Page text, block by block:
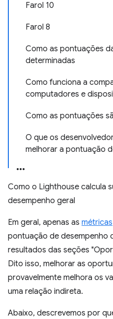
Farol 10
Farol 8
Como as pontuações
determinadas
Como funciona a
computadores e
Como as pontuações
O que os
melhorar a pontuação
Como o Lighthouse calcula
desempenho geral
Em geral, apenas as métricas
pontuação de desempenho
resultados das seções
Dito isso, melhorar as
provavelmente melhora os
uma relação indireta.
Abaixo, descrevemos por